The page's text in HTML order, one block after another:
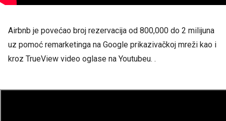
Airbnb je povećao broj rezervacija od 800,000 do 2 milijuna
uz pomoć remarketinga na Google prikazivačkoj mreži kao i
kroz TrueView video oglase na Youtubeu. .